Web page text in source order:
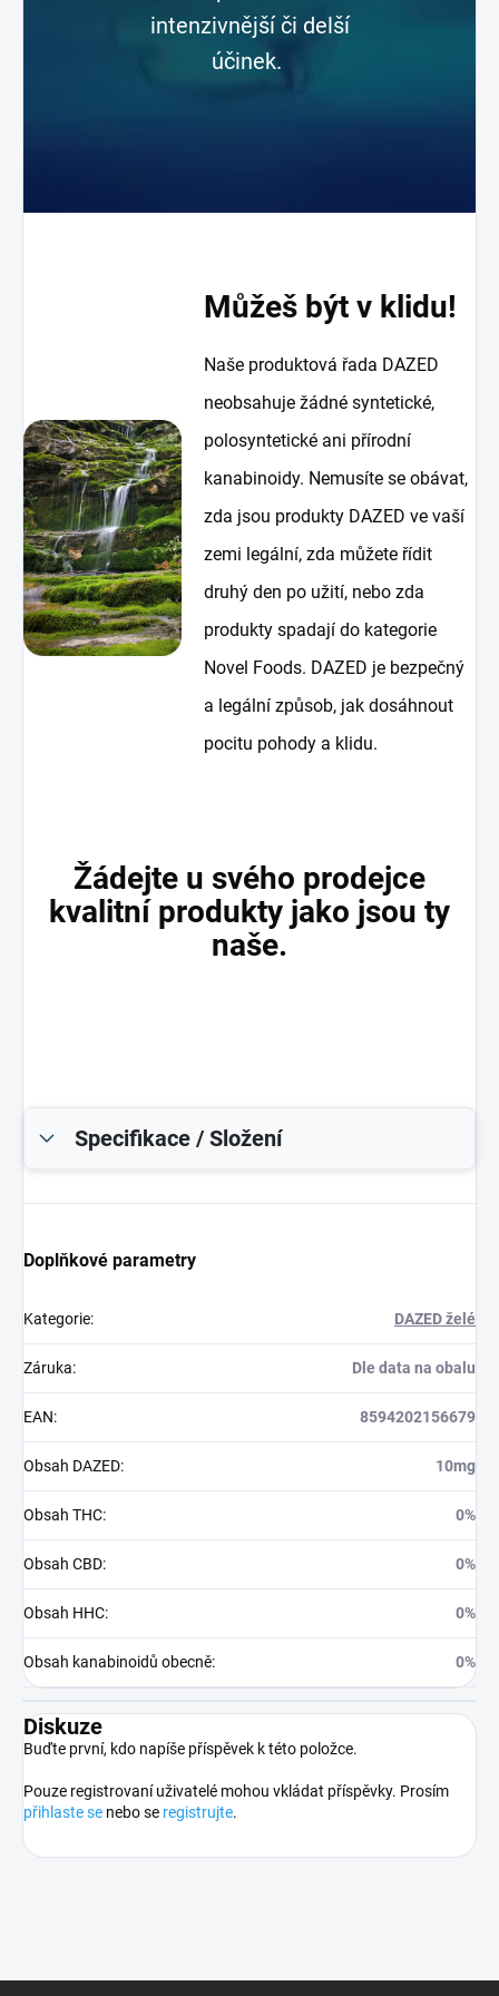
intenzivnější či delší
účinek.
Můžeš být v klidu!
Naše produktová řada DAZED
neobsahuje žádné syntetické,
polosyntetické ani přírodní
kanabinoidy. Nemusíte se obávat,
zda jsou produkty DAZED ve vaší
zemi legální, zda můžete řídit
druhý den po užití, nebo zda
produkty spadají do kategorie
Novel Foods. DAZED je bezpečný
a legální způsob, jak dosáhnout
pocitu pohody a klidu.
Žádejte u svého prodejce
kvalitní produkty jako jsou ty
naše.
Specifikace / Složení
Doplňkové parametry
Kategorie: DAZED želé
Záruka: Dle data na obalu
EAN: 8594202156679
Obsah DAZED: 10mg
Obsah THC: 0%
Obsah CBD: 0%
Obsah HHC: 0%
Obsah kanabinoidů obecně: 0%
Diskuze
Buďte první, kdo napíše příspěvek k této položce.
Pouze registrovaní uživatelé mohou vkládat příspěvky. Prosím
přihlaste se nebo se registrujte.